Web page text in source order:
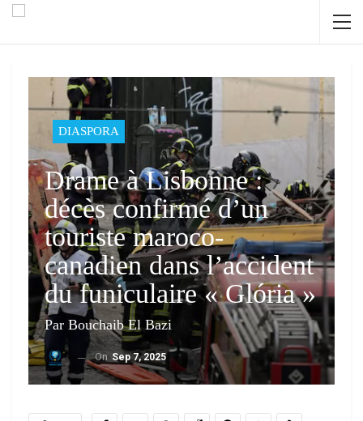
DIASPORA
Drame à Lisbonne :
décès confirmé d’un
touriste maroco-
canadien dans l’accident
du funiculaire « Glória »
Par Bouchaib El Bazi
On Sep 7, 2025